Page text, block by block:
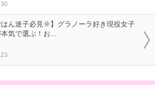
はん迷子必見🌞】グラノーラ好き現役女子
気で選ぶ！お...